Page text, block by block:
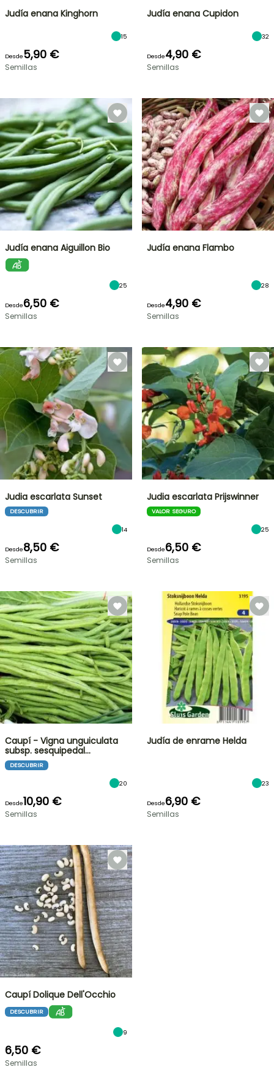
Judía enana Kinghorn
15
Desde5,90 €
Semillas
Judía enana Cupidon
32
Desde4,90 €
Semillas
Judía enana Aiguillon Bio
25
Desde6,50 €
Semillas
Judía enana Flambo
28
Desde4,90 €
Semillas
Judia escarlata Sunset
DESCUBRIR
14
Desde8,50 €
Semillas
Judia escarlata Prijswinner
VALOR SEGURO
25
Desde6,50 €
Semillas
Caupí - Vigna unguiculata
subsp. sesquipedal…
DESCUBRIR
20
Desde10,90 €
Semillas
Judía de enrame Helda
23
Desde6,90 €
Semillas
Caupí Dolique Dell'Occhio
DESCUBRIR
9
6,50 €
Semillas